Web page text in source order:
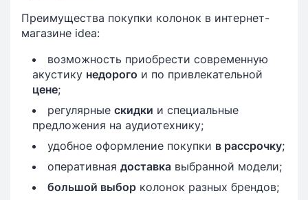
Преимущества покупки колонок в интернет-
магазине idea:
возможность приобрести современную
акустику недорого и по привлекательной
цене;
регулярные скидки и специальные
предложения на аудиотехнику;
удобное оформление покупки в рассрочку;
оперативная доставка выбранной модели;
большой выбор колонок разных брендов;